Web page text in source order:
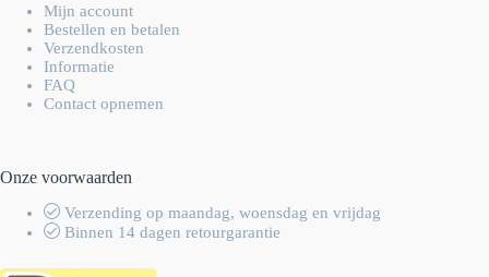
Mijn account
Bestellen en betalen
Verzendkosten
Informatie
FAQ
Contact opnemen
Onze voorwaarden
Verzending op maandag, woensdag en vrijdag
Binnen 14 dagen retourgarantie